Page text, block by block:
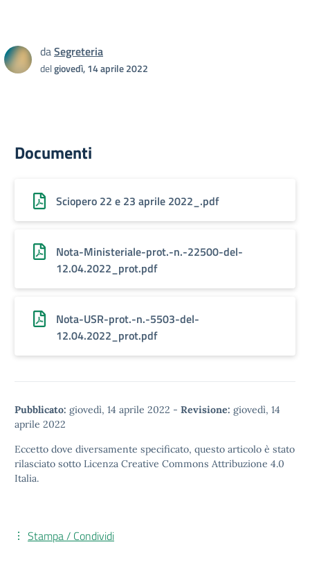
daSegreteria
delgiovedì, 14 aprile 2022
Documenti
Sciopero 22 e 23 aprile 2022_.pdf
Nota-Ministeriale-prot.-n.-22500-del-
12.04.2022_prot.pdf
Nota-USR-prot.-n.-5503-del-
12.04.2022_prot.pdf
Pubblicato: giovedì, 14 aprile 2022 - Revisione: giovedì, 14
aprile 2022
Eccetto dove diversamente specificato, questo articolo è stato
rilasciato sotto Licenza Creative Commons Attribuzione 4.0
Italia.
Stampa / Condividi